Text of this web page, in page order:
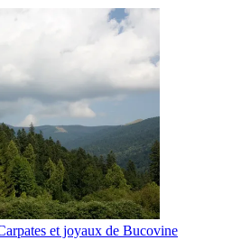
et joyaux de Bucovine